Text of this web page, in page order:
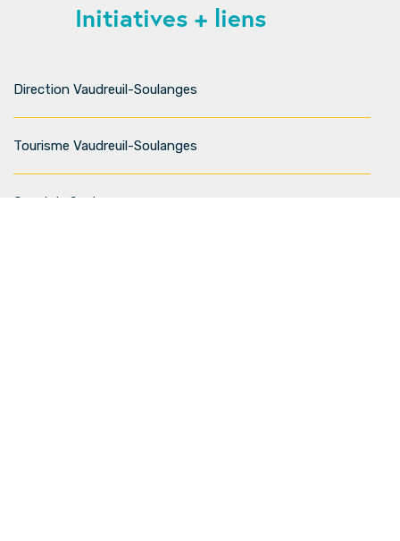
Initiatives + liens
Direction Vaudreuil-Soulanges
Tourisme Vaudreuil-Soulanges
Canal de Soulanges